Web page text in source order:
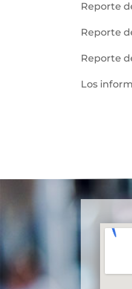
Reporte
Reporte
Reporte
Los